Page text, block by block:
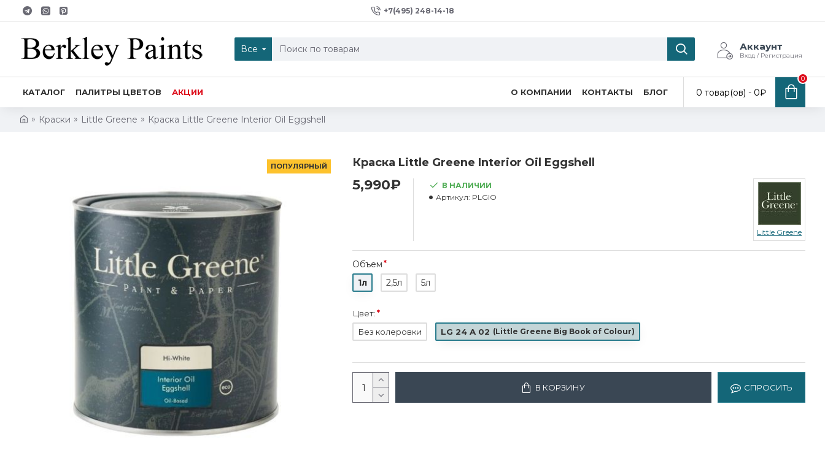
+7(495) 248-14-18
Все Аккаунт
Вход / Регистрация
КАТАЛОГ ПАЛИТРЫ ЦВЕТОВ АКЦИИ О КОМПАНИИ КОНТАКТЫ БЛОГ 0 товар(ов) - 0₽
0
Краски Little Greene Краска Little Greene Interior Oil Eggshell
ПОПУЛЯРНЫЙ Краска Little Greene Interior Oil Eggshell
5,990₽
В НАЛИЧИИ
Артикул: PLGIO
Little Greene
Объем
1л
2,5л 5л
Цвет:
Без колеровки
LG 24 A 02 (Little Greene Big Book of Colour)
В КОРЗИНУ СПРОСИТЬ